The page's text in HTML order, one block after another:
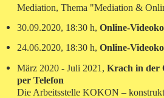
Mediation, Thema "Mediation &
30.09.2020, 18:30 h, Online-
24.06.2020, 18:30 h, Online-
März 2020 - Juli 2021, Krach in der
per Telefon
Die Arbeitsstelle KOKON –